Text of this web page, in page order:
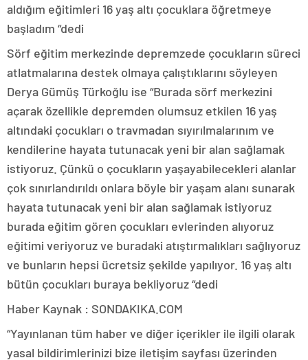
aldığım eğitimleri 16 yaş altı çocuklara öğretmeye
başladım “dedi
Sörf eğitim merkezinde depremzede çocukların süreci
atlatmalarına destek olmaya çalıştıklarını söyleyen
Derya Gümüş Türkoğlu ise “Burada sörf merkezini
açarak özellikle depremden olumsuz etkilen 16 yaş
altındaki çocukları o travmadan sıyırılmalarınım ve
kendilerine hayata tutunacak yeni bir alan sağlamak
istiyoruz. Çünkü o çocukların yaşayabilecekleri alanlar
çok sınırlandırıldı onlara böyle bir yaşam alanı sunarak
hayata tutunacak yeni bir alan sağlamak istiyoruz
burada eğitim gören çocukları evlerinden alıyoruz
eğitimi veriyoruz ve buradaki atıştırmalıkları sağlıyoruz
ve bunların hepsi ücretsiz şekilde yapılıyor. 16 yaş altı
bütün çocukları buraya bekliyoruz “dedi
Haber Kaynak : SONDAKIKA.COM
“Yayınlanan tüm haber ve diğer içerikler ile ilgili olarak
yasal bildirimlerinizi bize iletişim sayfası üzerinden